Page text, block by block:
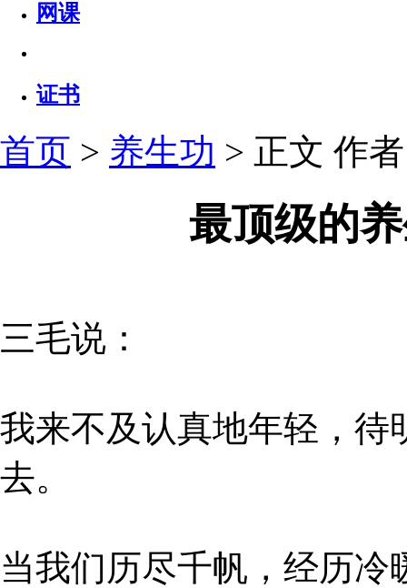
网课
证书
首页 > 养生功 > 正文 作
最顶级的
三毛说：
我来不及认真地年轻，待
去。
当我们历尽千帆，经历